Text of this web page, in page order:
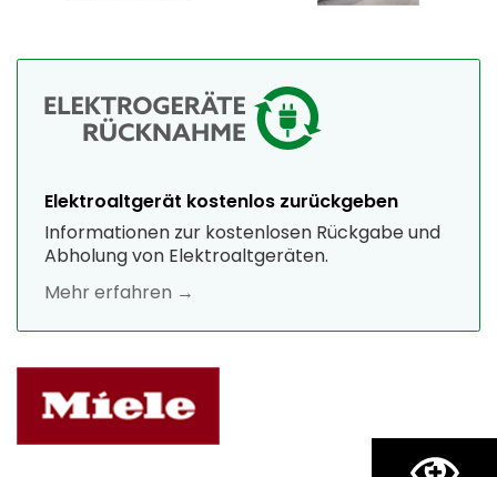
Elektroaltgerät kostenlos zurückgeben
Informationen zur kostenlosen Rückgabe und
Abholung von Elektroaltgeräten.
Mehr erfahren →